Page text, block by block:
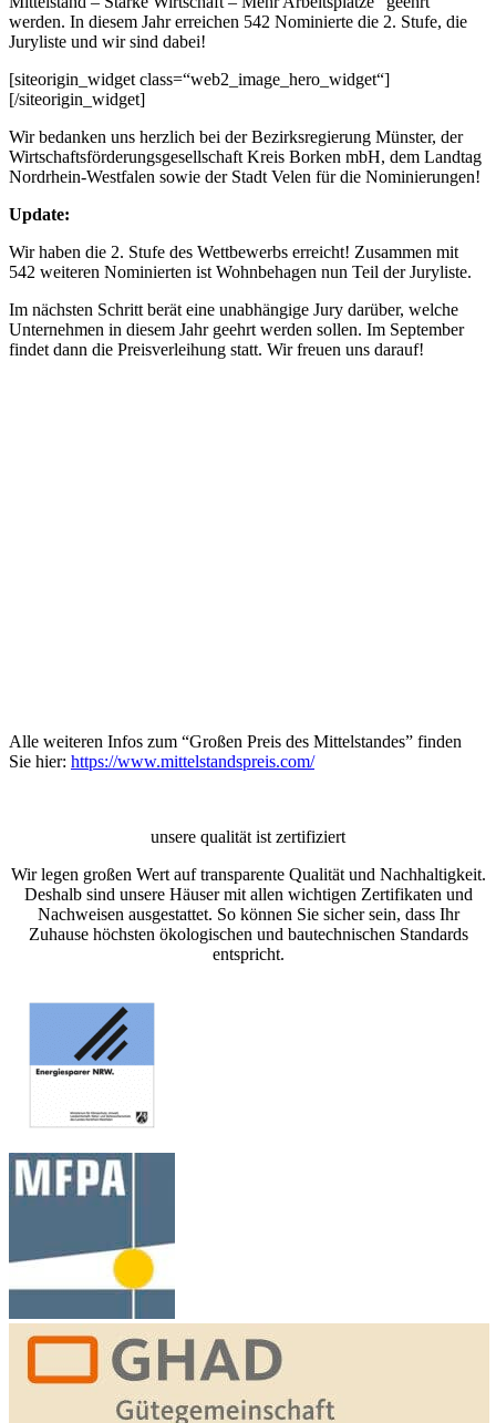
werden. In diesem Jahr erreichen 542 Nominierte die 2. Stufe, die
Juryliste und wir sind dabei!
[siteorigin_widget class=“web2_image_hero_widget“]
[/siteorigin_widget]
Wir bedanken uns herzlich bei der Bezirksregierung Münster, der
Wirtschaftsförderungsgesellschaft Kreis Borken mbH, dem Landtag
Nordrhein-Westfalen sowie der Stadt Velen für die Nominierungen!
Update:
Wir haben die 2. Stufe des Wettbewerbs erreicht! Zusammen mit
542 weiteren Nominierten ist Wohnbehagen nun Teil der Juryliste.
Im nächsten Schritt berät eine unabhängige Jury darüber, welche
Unternehmen in diesem Jahr geehrt werden sollen. Im September
findet dann die Preisverleihung statt. Wir freuen uns darauf!
Alle weiteren Infos zum “Großen Preis des Mittelstandes” finden
Sie hier: https://www.mittelstandspreis.com/
unsere qualität ist zertifiziert
Wir legen großen Wert auf transparente Qualität und Nachhaltigkeit.
Deshalb sind unsere Häuser mit allen wichtigen Zertifikaten und
Nachweisen ausgestattet. So können Sie sicher sein, dass Ihr
Zuhause höchsten ökologischen und bautechnischen Standards
entspricht.